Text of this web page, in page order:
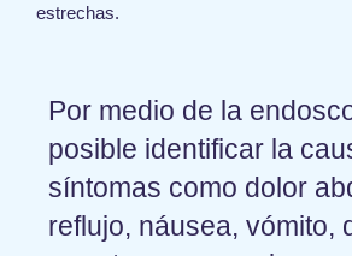
estrechas.
Por medio de la
posible identificar la
síntomas como dolor
reflujo, náusea, vómito,